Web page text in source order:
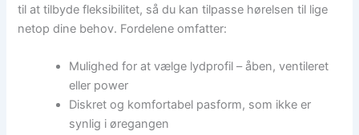
til at tilbyde fleksibilitet, så du kan tilpasse hørelsen til lige
netop dine behov. Fordelene omfatter:
Mulighed for at vælge lydprofil – åben, ventileret
eller power
Diskret og komfortabel pasform, som ikke er
synlig i øregangen